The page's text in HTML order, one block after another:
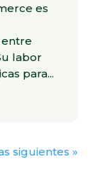
es
labor
para...
siguientes »